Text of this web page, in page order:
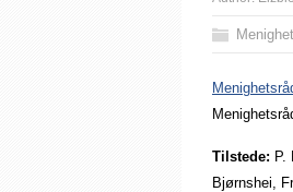
Tilstede: P.
Bjørnshei,